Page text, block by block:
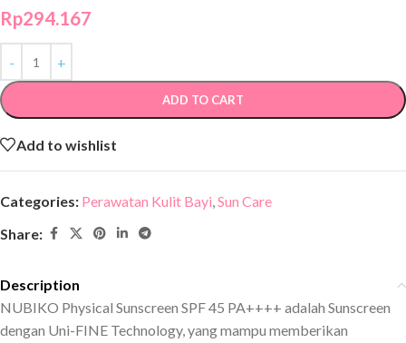
Rp294.167
ADD TO CART
Add to wishlist
Categories: Perawatan Kulit Bayi,Sun Care
Share:
Description
NUBIKO Physical Sunscreen SPF 45 PA++++ adalah Sunscreen
dengan Uni-FINE Technology, yang mampu memberikan